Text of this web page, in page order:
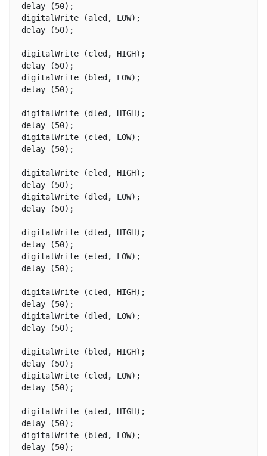
delay (50);
digitalWrite (aled, LOW);
delay (50);
digitalWrite (cled, HIGH);
delay (50);
digitalWrite (bled, LOW);
delay (50);
digitalWrite (dled, HIGH);
delay (50);
digitalWrite (cled, LOW);
delay (50);
digitalWrite (eled, HIGH);
delay (50);
digitalWrite (dled, LOW);
delay (50);
digitalWrite (dled, HIGH);
delay (50);
digitalWrite (eled, LOW);
delay (50);
digitalWrite (cled, HIGH);
delay (50);
digitalWrite (dled, LOW);
delay (50);
digitalWrite (bled, HIGH);
delay (50);
digitalWrite (cled, LOW);
delay (50);
digitalWrite (aled, HIGH);
delay (50);
digitalWrite (bled, LOW);
delay (50);